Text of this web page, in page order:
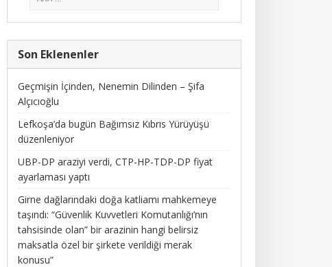
Son Eklenenler
Geçmişin İçinden, Nenemin Dilinden – Şifa
Alçıcıoğlu
Lefkoşa’da bugün Bağımsız Kıbrıs Yürüyüşü
düzenleniyor
UBP-DP araziyi verdi, CTP-HP-TDP-DP fiyat
ayarlaması yaptı
Girne dağlarındaki doğa katliamı mahkemeye
taşındı: “Güvenlik Kuvvetleri Komutanlığı’nın
tahsisinde olan” bir arazinin hangi belirsiz
maksatla özel bir şirkete verildiği merak
konusu”